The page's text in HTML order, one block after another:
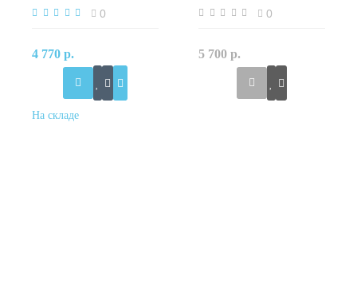
0
4 770 р.
0
5 700 р.